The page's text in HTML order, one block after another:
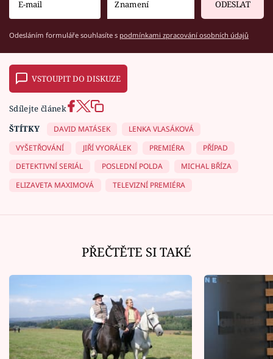
ODESLAT
Odesláním formuláře souhlasíte s podmínkami zpracování osobních údajů
VSTOUPIT DO DISKUZE
Sdílejte článek
ŠTÍTKY
DAVID MATÁSEK
LENKA VLASÁKOVÁ
VYŠETŘOVÁNÍ
JIŘÍ VYORÁLEK PREMIÉRA
PŘÍPAD
DETEKTIVNÍ SERIÁL
POSLEDNÍ POLDA
MICHAL BŘÍZA
ELIZAVETA MAXIMOVÁ
TELEVIZNÍ PREMIÉRA
PŘEČTĚTE SI TAKÉ